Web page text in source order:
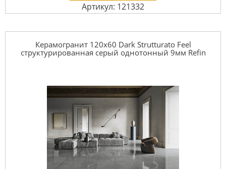
Артикул: 121332
Керамогранит 120x60 Dark Strutturato Feel
структурированная серый однотонный 9мм Refin